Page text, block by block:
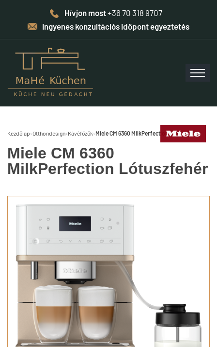
Hívjon most+36 70 318 9707
Ingyenes konzultációs időpont egyeztetés
Kezdőlap›Otthondesign› Kávéfőzők›Miele CM 6360 MilkPerfection Lótuszfehér
Miele CM 6360
MilkPerfection Lótuszfehér